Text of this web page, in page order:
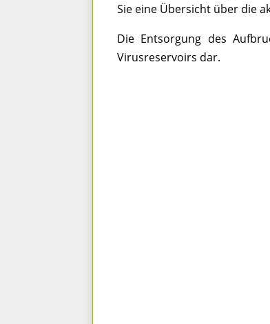
Sie eine Übersicht über die
Die Entsorgung des
Virusreservoirs dar.